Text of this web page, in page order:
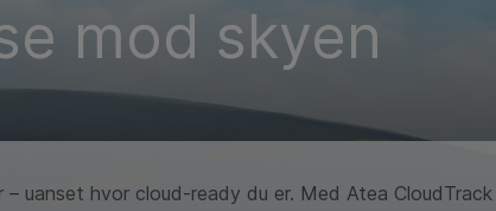
mod skyen​
uanset hvor cloud-ready du er. ​ ​ Med Atea